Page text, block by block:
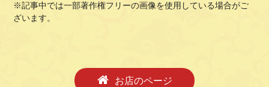
※記事中では一部著作権フリーの画像を使用している場合がご
ざいます。
お店のページ